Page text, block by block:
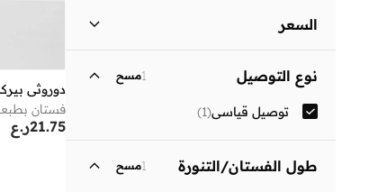
السعر
ر.ع
انطلق
نوع التوصيل 1مسح
توصيل قياسي(
1
)
طول الفستان/التنورة 1مسح
دوروثي
فستان
ر.ع21.75